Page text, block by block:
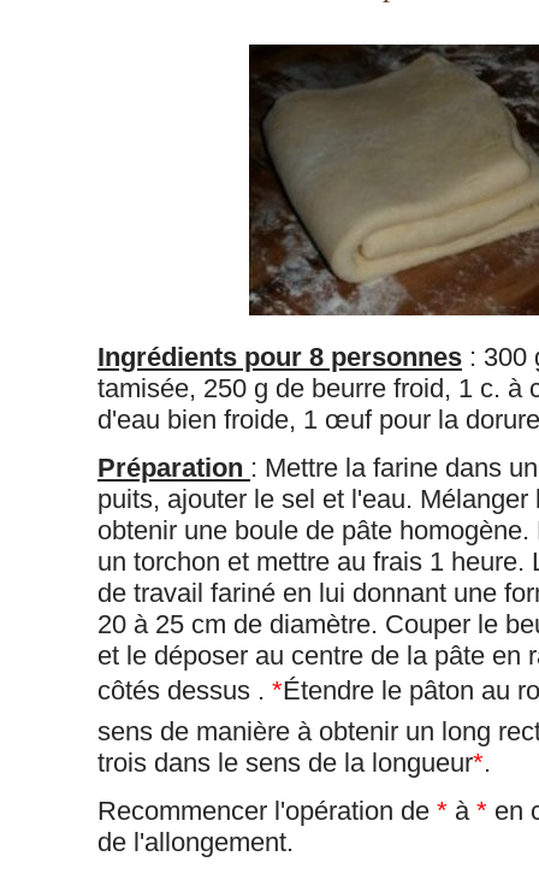
Ingrédients pour 8 personnes : 300
tamisée, 250 g de beurre froid, 1 c. à
d'eau bien froide, 1 œuf pour la
Préparation : Mettre la farine dans
puits, ajouter le sel et l'eau. Mélanger
obtenir une boule de pâte
un torchon et mettre au frais 1 heure.
de travail fariné en lui donnant une
20 à 25 cm de diamètre. Couper le
et le déposer au centre de la pâte en
côtés dessus . *Étendre le pâton au
sens de manière à obtenir un long
trois dans le sens de la longueur*.
Recommencer l'opération de * à * en
de l'allongement.